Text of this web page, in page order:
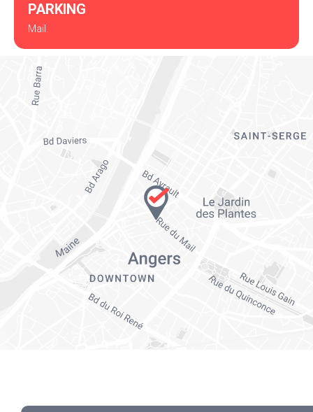
PARKING
Mail.